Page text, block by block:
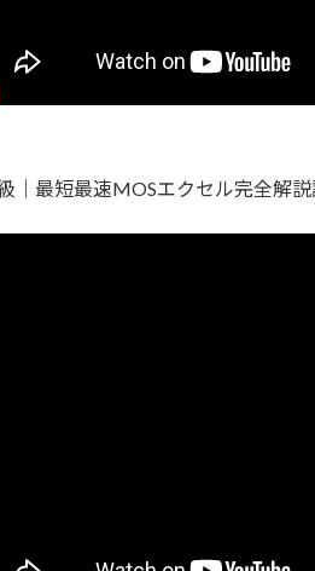
｜最短最速MOSエクセル完全解